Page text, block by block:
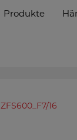
Produkte
ZFS600_F7/16